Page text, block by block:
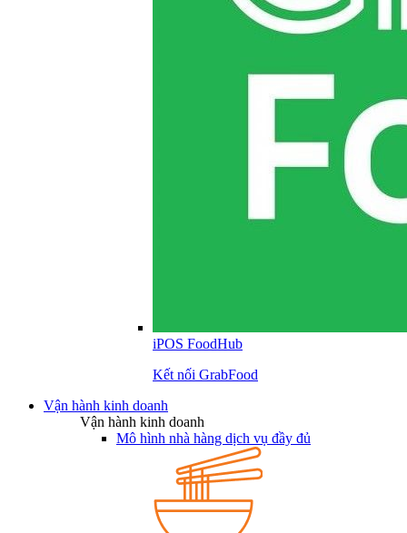
iPOS FoodHub
Kết nối GrabFood
Vận hành kinh doanh
Vận hành kinh doanh
Mô hình nhà hàng dịch vụ đầy đủ